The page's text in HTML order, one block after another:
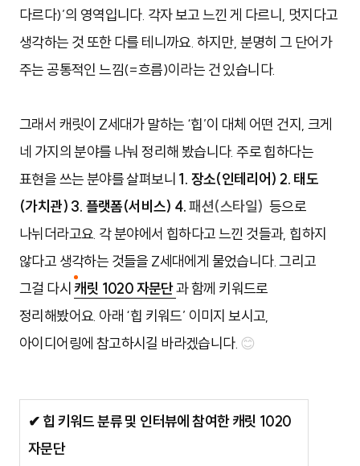
다르다)’의 영역입니다. 각자 보고 느낀 게 다르니, 멋지다고
생각하는 것 또한 다를 테니까요. 하지만, 분명히 그 단어가
주는 공통적인 느낌(=흐름)이라는 건 있습니다.
그래서 캐릿이 Z세대가 말하는 ‘힙’이 대체 어떤 건지, 크게
네 가지의 분야를 나눠 정리해 봤습니다. 주로 힙하다는
표현을 쓰는 분야를 살펴보니 1. 장소(인테리어) 2. 태도
(가치관) 3. 플랫폼(서비스) 4.패션(스타일) 등으로
나뉘더라고요. 각 분야에서 힙하다고 느낀 것들과, 힙하지
않다고 생각하는 것들을 Z세대에게 물었습니다. 그리고
그걸 다시 캐릿 1020 자문단과 함께 키워드로
정리해봤어요. 아래 ‘힙 키워드’ 이미지 보시고,
아이디어링에 참고하시길 바라겠습니다. 😊
✔ 힙 키워드 분류 및 인터뷰에 참여한 캐릿 1020
자문단